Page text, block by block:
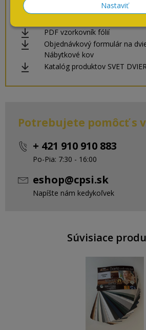
Nastaviť
Prílohy na stiahnutie
PDF vzorkovník fólií
Objednávkový formulár na
Nábytkové kov
Katalóg produktov SVET
Potrebujete pomôcť s
+ 421 910 910 883
Po-Pia: 7:30 - 16:00
eshop@cpsi.sk
Napíšte nám kedykoľvek
Súvisiace